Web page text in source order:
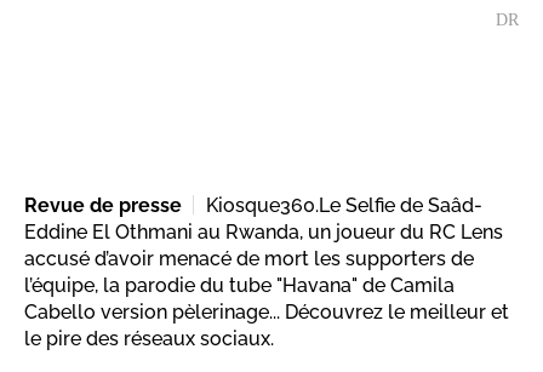
DR
Revue de presse
Kiosque360.Le Selfie de Saâd-
Eddine El Othmani au Rwanda, un joueur du RC Lens
accusé d’avoir menacé de mort les supporters de
l’équipe, la parodie du tube "Havana" de Camila
Cabello version pèlerinage... Découvrez le meilleur et
le pire des réseaux sociaux.